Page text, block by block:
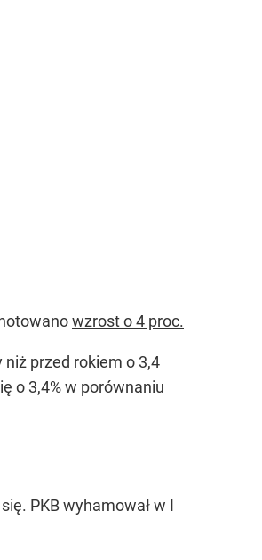
wzrost o 4 proc.
niż przed rokiem o 3,4
o 3,4% w porównaniu
PKB wyhamował w I